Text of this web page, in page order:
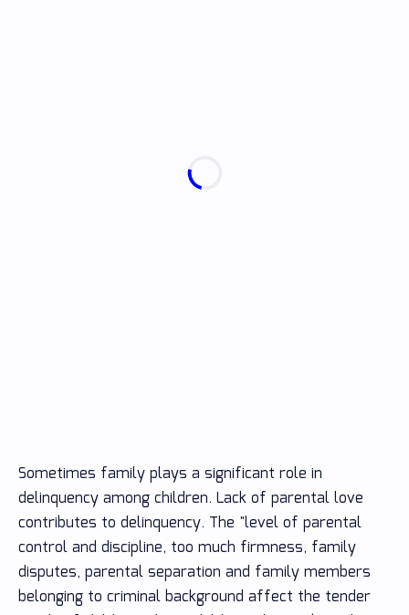
Sometimes family plays a significant role in
delinquency among children. Lack of parental love
contributes to delinquency. The "level of parental
control and discipline, too much firmness, family
disputes, parental separation and family members
belonging to criminal background affect the tender